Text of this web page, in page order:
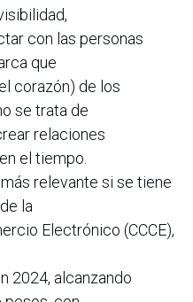
con las personas
que
corazón) de los
se trata de
relaciones
el tiempo.
relevante si se tiene
la
Electrónico (CCCE),
2024, alcanzando